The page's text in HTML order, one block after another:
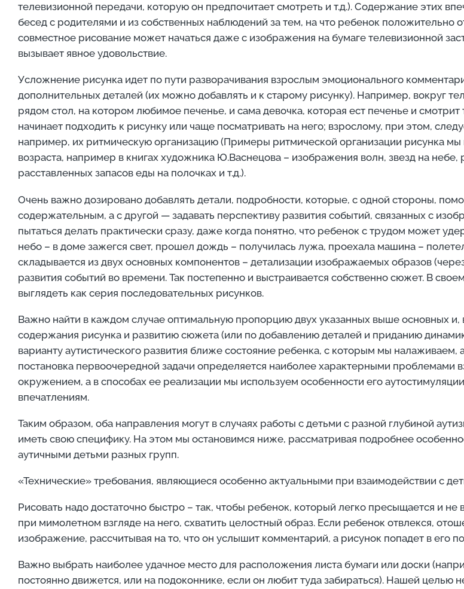
телевизионной передачи, которую он предпочитает смотреть и т.д.). Содержание этих
бесед с родителями и из собственных наблюдений за тем, на что ребенок положительно
совместное рисование может начаться даже с изображения на бумаге телевизионной
вызывает явное удовольствие.
Усложнение рисунка идет по пути разворачивания взрослым эмоционального
дополнительных деталей (их можно добавлять и к старому рисунку). Например, вокруг
рядом стол, на котором любимое печенье, и сама девочка, которая ест печенье и
начинает подходить к рисунку или чаще посматривать на него; взрослому, при этом,
например, их ритмическую организацию (Примеры ритмической организации рисунка
возраста, например в книгах художника Ю.Васнецова – изображения волн, звезд на
расставленных запасов еды на полочках и т.д.).
Очень важно дозировано добавлять детали, подробности, которые, с одной стороны,
содержательным, а с другой — задавать перспективу развития событий, связанных с
пытаться делать практически сразу, даже когда понятно, что ребенок с трудом может
небо – в доме зажегся свет, прошел дождь – получилась лужа, проехала машина –
складывается из двух основных компонентов – детализации изображаемых образов
развития событий во времени. Так постепенно и выстраивается собственно сюжет. В
выглядеть как серия последовательных рисунков.
Важно найти в каждом случае оптимальную пропорцию двух указанных выше основных
содержания рисунка и развитию сюжета (или по добавлению деталей и приданию
варианту аутистического развития ближе состояние ребенка, с которым мы
постановка первоочередной задачи определяется наиболее характерными проблемами
окружением, а в способах ее реализации мы используем особенности его
впечатлениям.
Таким образом, оба направления могут в случаях работы с детьми с разной глубиной
иметь свою специфику. На этом мы остановимся ниже, рассматривая подробнее
аутичными детьми разных групп.
«Технические» требования, являющиеся особенно актуальными при взаимодействии с
Рисовать надо достаточно быстро – так, чтобы ребенок, который легко пресыщается и
при мимолетном взгляде на него, схватить целостный образ. Если ребенок отвлекся,
изображение, рассчитывая на то, что он услышит комментарий, а рисунок попадет в его
Важно выбрать наиболее удачное место для расположения листа бумаги или доски
постоянно движется, или на подоконнике, если он любит туда забираться). Нашей целью